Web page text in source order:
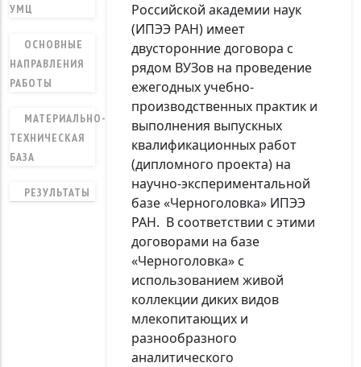
УМЦ
ОСНОВНЫЕ
НАПРАВЛЕНИЯ
РАБОТЫ
МАТЕРИАЛЬНО-
ТЕХНИЧЕСКАЯ
БАЗА
РЕЗУЛЬТАТЫ
Российской академии наук
(ИПЭЭ РАН) имеет
двусторонние договора с
рядом ВУЗов на проведение
ежегодных учебно-
производственных практик и
выполнения выпускных
квалификационных работ
(дипломного проекта) на
научно-экспериментальной
базе «Черноголовка» ИПЭЭ
РАН. В соответствии с этими
договорами на базе
«Черноголовка» с
использованием живой
коллекции диких видов
млекопитающих и
разнообразного
аналитического